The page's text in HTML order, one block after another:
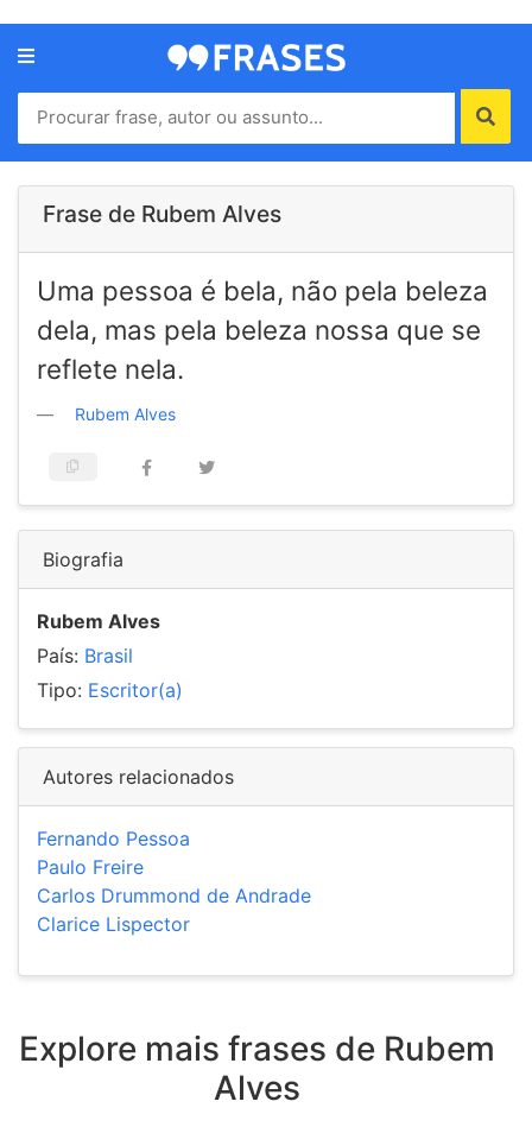
Menu
Home
Autores
de
Contato
Frase de Rubem Alves
Uma pessoa é bela, não pela beleza
dela, mas pela beleza nossa que se
reflete nela.
Rubem Alves
Biografia
Rubem Alves
País: Brasil
Tipo: Escritor(a)
Autores relacionados
Fernando Pessoa
Paulo Freire
Carlos Drummond de Andrade
Clarice Lispector
Explore mais frases de Rubem
Alves